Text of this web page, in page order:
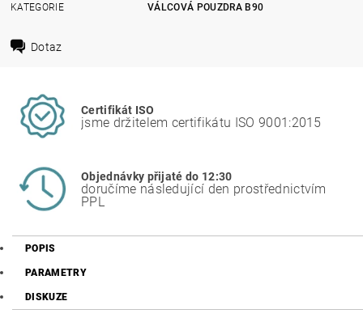
KATEGORIE
VÁLCOVÁ POUZDRA B90
Dotaz
Certifikát ISO
jsme držitelem certifikátu ISO 9001:2015
Objednávky přijaté do 12:30
doručíme následující den prostřednictvím
PPL
POPIS
PARAMETRY
DISKUZE